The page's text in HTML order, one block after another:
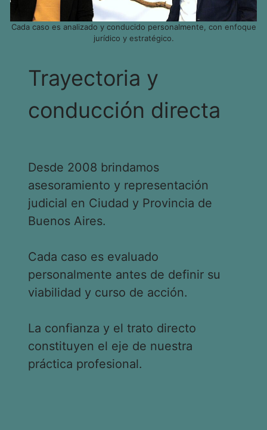
Cada caso es analizado y conducido personalmente, con enfoque
jurídico y estratégico.
Trayectoria y
conducción directa
Desde 2008 brindamos
asesoramiento y representación
judicial en Ciudad y Provincia de
Buenos Aires.
Cada caso es evaluado
personalmente antes de definir su
viabilidad y curso de acción.
La confianza y el trato directo
constituyen el eje de nuestra
práctica profesional.